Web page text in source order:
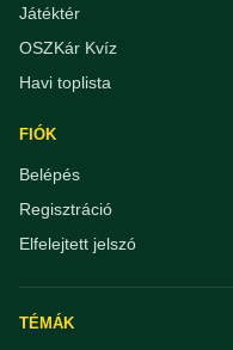
Játéktér
OSZKár Kvíz
Havi toplista
FIÓK
Belépés
Regisztráció
Elfelejtett jelszó
TÉMÁK